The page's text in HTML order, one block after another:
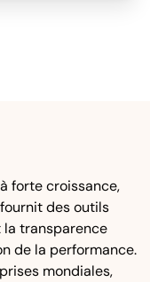
forte croissance,
des outils
transparence
de la performance.
mondiales,